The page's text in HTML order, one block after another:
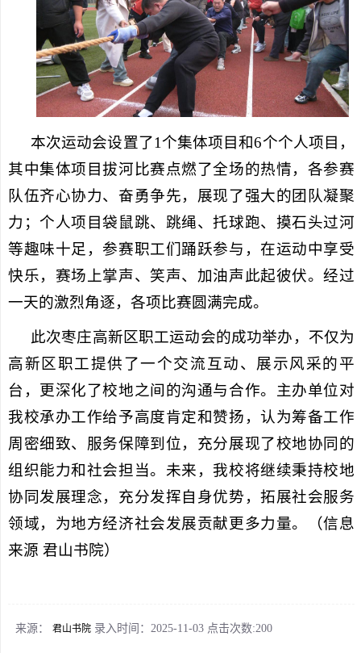
本次运动会设置了1个集体项目和6个个人项目，
其中集体项目拔河比赛点燃了全场的热情，各参赛
队伍齐心协力、奋勇争先，展现了强大的团队凝聚
力；个人项目袋鼠跳、跳绳、托球跑、摸石头过河
等趣味十足，参赛职工们踊跃参与，在运动中享受
快乐，赛场上掌声、笑声、加油声此起彼伏。经过
一天的激烈角逐，各项比赛圆满完成。
此次枣庄高新区职工运动会的成功举办，不仅为
高新区职工提供了一个交流互动、展示风采的平
台，更深化了校地之间的沟通与合作。主办单位对
我校承办工作给予高度肯定和赞扬，认为筹备工作
周密细致、服务保障到位，充分展现了校地协同的
组织能力和社会担当。未来，我校将继续秉持校地
协同发展理念，充分发挥自身优势，拓展社会服务
领域，为地方经济社会发展贡献更多力量。
（信息
来源 君山书院）
来源： 君山书院录入时间：2025-11-03 点击次数:200